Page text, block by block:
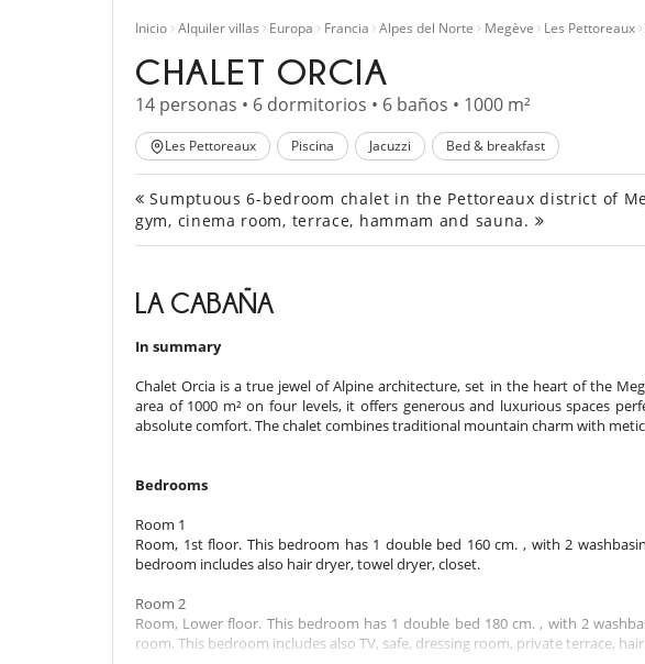
Inicio Alquiler villas Europa Francia Alpes del Norte Megève Les Pettoreaux
CHALET ORCIA
14 personas • 6 dormitorios • 6 baños • 1000 m²
Les Pettoreaux Piscina Jacuzzi Bed & breakfast
Sumptuous 6-bedroom chalet in the Pettoreaux district of
gym, cinema room, terrace, hammam and sauna.
LA CABAÑA
In summary
Chalet Orcia is a true jewel of Alpine architecture, set in the heart of the
area of 1000 m² on four levels, it offers generous and luxurious spaces
absolute comfort. The chalet combines traditional mountain charm with
Bedrooms
Room 1
Room, 1st floor. This bedroom has 1 double bed 160 cm. , with 2
bedroom includes also hair dryer, towel dryer, closet.
Room 2
Room, Lower floor. This bedroom has 1 double bed 180 cm. , with 2
room. This bedroom includes also TV, safe, dressing room, private terrace,